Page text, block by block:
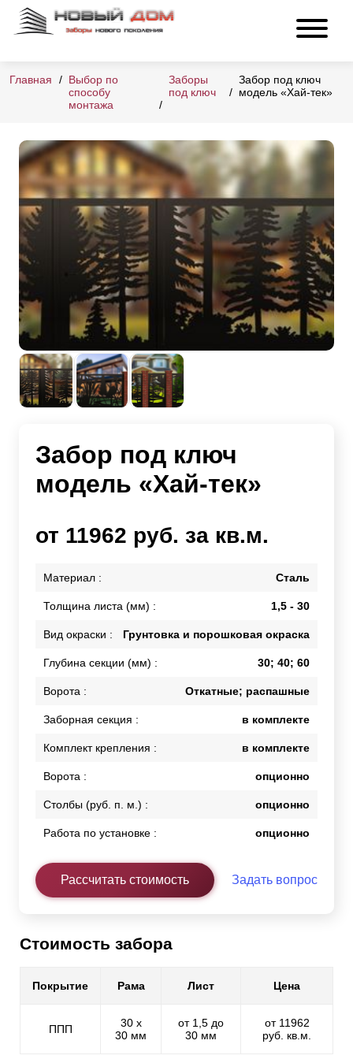
Главная
Выбор по
способу
монтажа
Заборы
под ключ
Забор под ключ
модель «Хай-тек»
Забор под ключ
модель «Хай-тек»
от 11962 руб. за кв.м.
Материал : Сталь
Толщина листа (мм) : 1,5 - 30
Вид окраски : Грунтовка и порошковая окраска
Глубина секции (мм) : 30; 40; 60
Ворота : Откатные; распашные
Заборная секция : в комплекте
Комплект крепления : в комплекте
Ворота : опционно
Столбы (руб. п. м.) : опционно
Работа по установке : опционно
Рассчитать стоимость Задать вопрос
Стоимость забора
Покрытие Рама Лист Цена
ППП
30 х
30 мм
от 1,5 до
30 мм
от 11962
руб. кв.м.